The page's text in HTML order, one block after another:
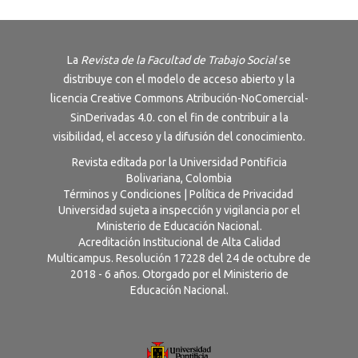
La Revista de la Facultad de Trabajo Socialse
distribuye con el modelo de acceso abierto y la
licencia Creative Commons Atribución-NoComercial-
SinDerivadas 4.0. con el fin de contribuir a la
visibilidad, el acceso y la difusión del conocimiento.
Revista editada por la Universidad Pontificia
Bolivariana, Colombia
Términos y Condiciones
Política de Privacidad
Universidad sujeta a inspección y vigilancia por el
Ministerio de Educación Nacional.
Acreditación Institucional de Alta Calidad
Multicampus. Resolución 17228 del 24 de octubre de
2018 - 6 años. Otorgado por el Ministerio de
Educación Nacional.